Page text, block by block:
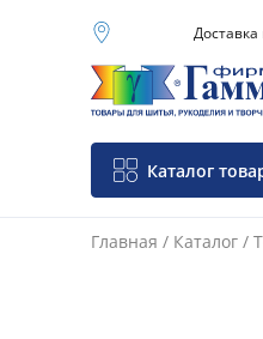
Москва (основной
склад)
Санкт-Петербург
Нижний Новгород
Доставка
Каталог
Главная / Каталог /